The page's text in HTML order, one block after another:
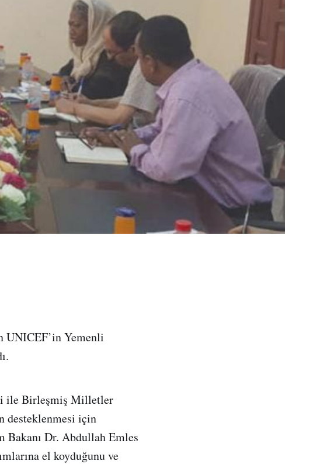
UNICEF’in Yemenli
ile Birleşmiş Milletler
desteklenmesi için
Bakanı Dr. Abdullah Emles
el koyduğunu ve